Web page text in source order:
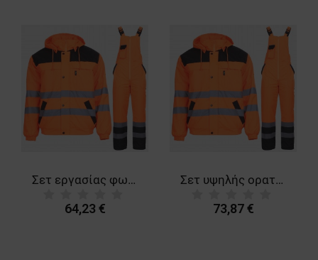
Σετ εργασίας φωσφοριζέ COLLINS HV 2.0 ORANGE WINTER
64,23 €
Σετ υψηλής ορατότητας COLLINS HV ORANGE WINTER
73,87 €